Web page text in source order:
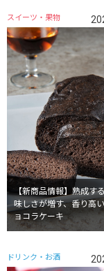
【新商品情報】熟成す
味しさが増す、香り高
ョコラケーキ
スイーツ・果物
ドリンク・お酒